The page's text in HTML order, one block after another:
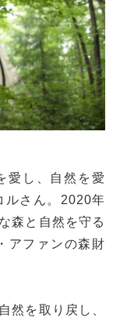
愛し、自然を愛
ルさん。2020年
森と自然を守る
アファンの森財
然を取り戻し、